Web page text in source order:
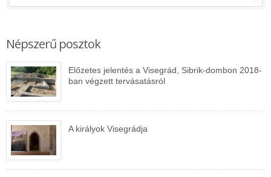
Népszerű posztok
Előzetes jelentés a Visegrád, Sibrik-dombon 2018-
ban végzett tervásatásról
A királyok Visegrádja